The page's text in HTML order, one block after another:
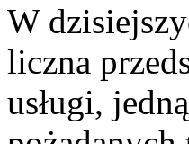
W
liczna
usługi,